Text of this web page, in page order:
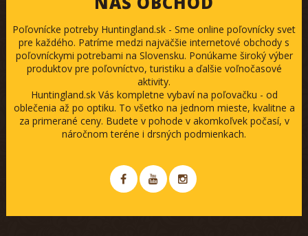
Poľovnícke potreby Huntingland.sk - Sme online poľovnícky svet
pre každého. Patríme medzi najväčšie internetové obchody s
poľovníckymi potrebami na Slovensku. Ponúkame široký výber
produktov pre poľovníctvo, turistiku a ďalšie voľnočasové
aktivity.
Huntingland.sk Vás kompletne vybaví na poľovačku - od
oblečenia až po optiku. To všetko na jednom mieste, kvalitne a
za primerané ceny. Budete v pohode v akomkoľvek počasí, v
náročnom teréne i drsných podmienkach.